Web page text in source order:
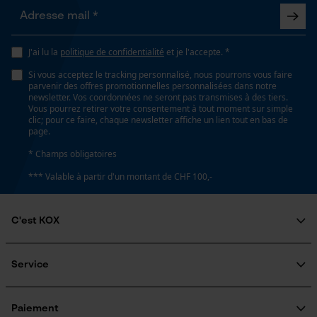
J'ai lu la politique de confidentialité et je l'accepte. *
Si vous acceptez le tracking personnalisé, nous pourrons vous faire
parvenir des offres promotionnelles personnalisées dans notre
newsletter. Vos coordonnées ne seront pas transmises à des tiers.
Vous pourrez retirer votre consentement à tout moment sur simple
clic; pour ce faire, chaque newsletter affiche un lien tout en bas de
page.
* Champs obligatoires
*** Valable à partir d'un montant de CHF 100,-
C'est KOX
Engagement social
Inscription à la newsletter
Service
Traitement des retours
Paiement
Google Global Site Tag
Event Tracking
Survicate